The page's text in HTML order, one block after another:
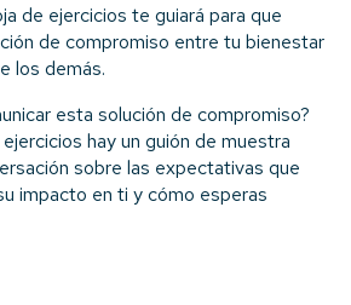
de ejercicios te guiará para que
de compromiso entre tu bienestar
los demás.
esta solución de compromiso?
hay un guión de muestra
sobre las expectativas que
impacto en ti y cómo esperas